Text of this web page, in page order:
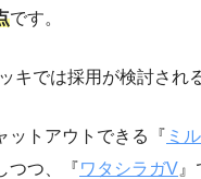
です。
キでは採用が検討され
ットアウトできる『 ミ
つつ、『ワタシラガV